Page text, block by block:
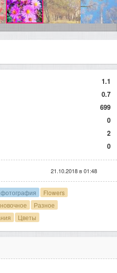
1.1
0.7
699
0
2
0
21.10.2018 в 01:48
Flowers
Разное
Цветы